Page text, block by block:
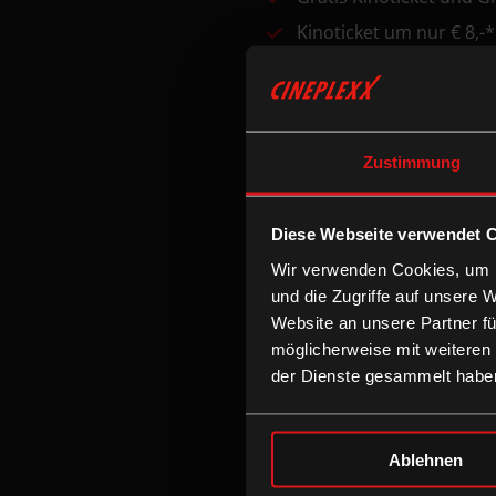
Zustimmung
Diese Webseite verwendet
Wir verwenden Cookies,
und die Zugriffe auf unsere
Website an unsere Partner
möglicherweise mit
der Dienste gesammelt
Ablehnen
Kinoticket um nur € 8,-
Gratis
*Zuzüglich evtl.
CINEMA, MX4D, ONYX
Preis zzgl. Aufschläge für
Sitzplatzkategorien. Gilt
Cineplexx Westfield SCS
NEU: MIETE
Auf Wunsch kannst du für
bekommst einen Liter
wir stellen Becher, Teller
Geburtstag feierst, kannst